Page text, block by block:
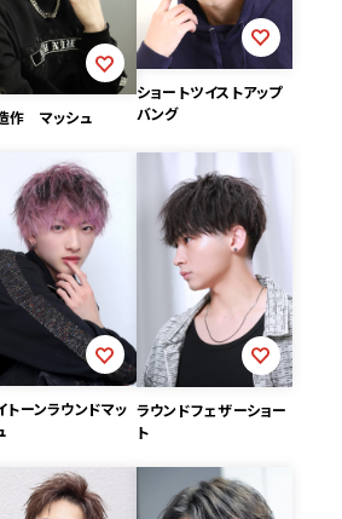
作 マッシュ
ショートツイストアップ
バング
トーンラウンドマッ ラウンドフェザーショー
ト